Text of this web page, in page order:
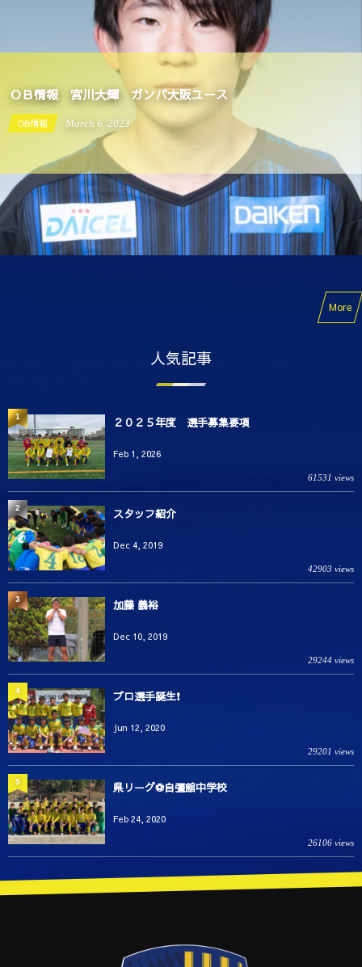
ＯＢ情報 宮川大輝 ガンバ大阪ユース
OB情報 March 6, 2023
More
人気記事
２０２５年度 選手募集要項
Feb 1, 2026
61531 views
1
スタッフ紹介
Dec 4, 2019
42903 views
2
加藤 義裕
Dec 10, 2019
29244 views
3
プロ選手誕生❗️
Jun 12, 2020
29201 views
4
県リーグ⚽️自彊館中学校
Feb 24, 2020
26106 views
5